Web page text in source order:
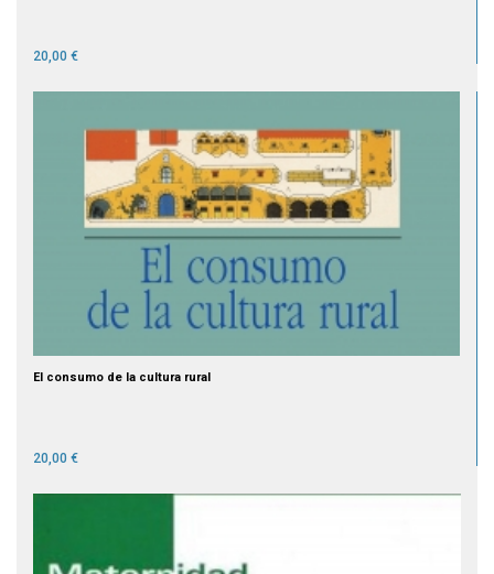
20,00 €
El consumo de la cultura rural
20,00 €